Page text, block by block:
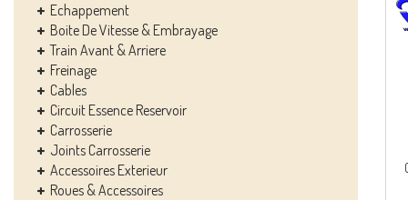
Echappement
Boite De Vitesse & Embrayage
Train Avant & Arriere
Freinage
Cables
Circuit Essence Reservoir
Carrosserie
Joints Carrosserie
Accessoires Exterieur
Roues & Accessoires